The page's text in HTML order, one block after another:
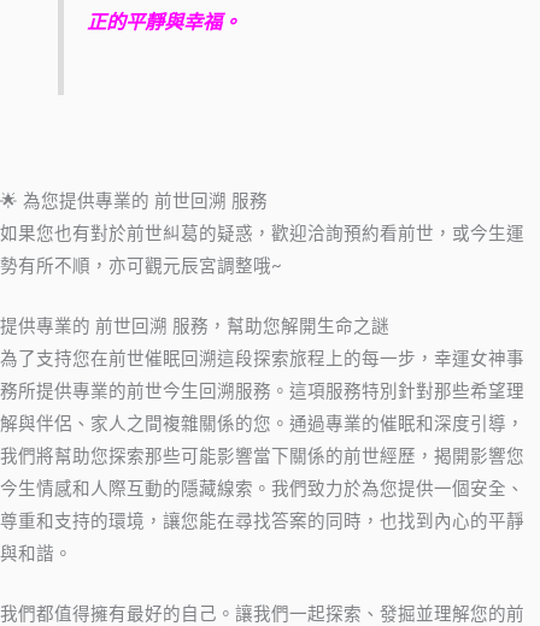
正的平靜與幸福。
🌟 為您提供專業的 前世回溯 服務
如果您也有對於前世糾葛的疑惑，歡迎洽詢預約看前世，或今生運
勢有所不順，亦可觀元辰宮調整哦~
提供專業的 前世回溯 服務，幫助您解開生命之謎
為了支持您在前世催眠回溯這段探索旅程上的每一步，幸運女神事
務所提供專業的前世今生回溯服務。這項服務特別針對那些希望理
解與伴侶、家人之間複雜關係的您。通過專業的催眠和深度引導，
我們將幫助您探索那些可能影響當下關係的前世經歷，揭開影響您
今生情感和人際互動的隱藏線索。我們致力於為您提供一個安全、
尊重和支持的環境，讓您能在尋找答案的同時，也找到內心的平靜
與和諧。
我們都值得擁有最好的自己。讓我們一起探索、發掘並理解您的前